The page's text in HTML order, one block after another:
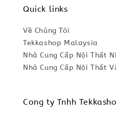
Quick links
Về Chúng Tôi
Tekkashop Malaysia
Nhà Cung Cấp Nội Thất
Nhà Cung Cấp Nội Thất
Cong ty Tnhh